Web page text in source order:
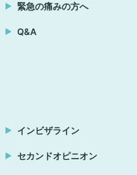
緊急の痛みの方へ
Q&A
インビザライン
セカンドオピニオン